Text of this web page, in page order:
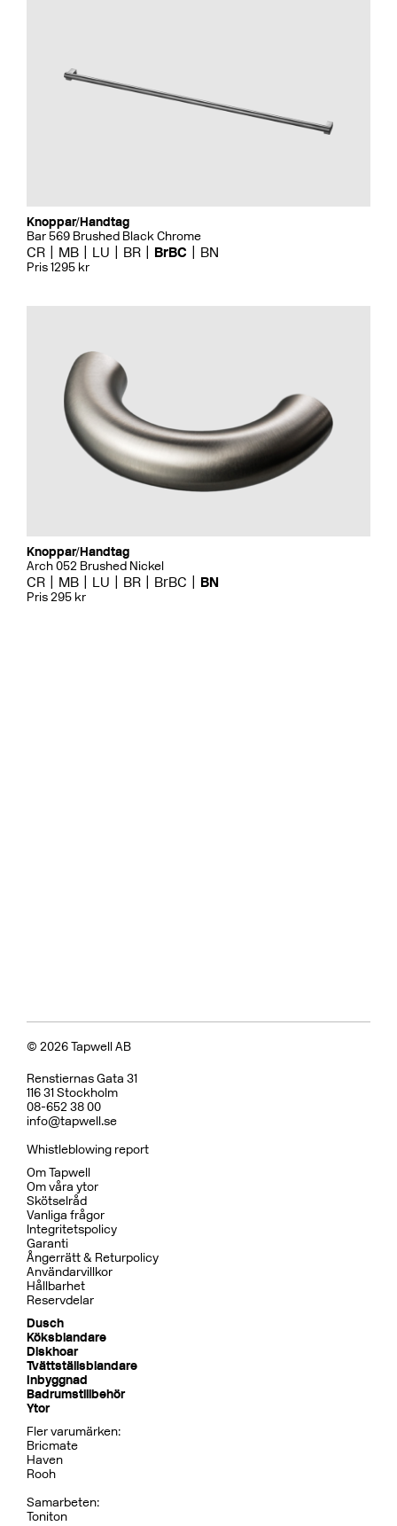
Knoppar/Handtag
Bar 569 Brushed Black Chrome
CR MB LU BR BrBC BN
Pris 1295 kr
Knoppar/Handtag
Arch 052 Brushed Nickel
CR MB LU BR BrBC BN
Pris 295 kr
© 2026 Tapwell AB
Renstiernas Gata 31
116 31 Stockholm
08-652 38 00
info@tapwell.se
Whistleblowing report
Om Tapwell
Om våra ytor
Skötselråd
Vanliga frågor
Integritetspolicy
Garanti
Ångerrätt & Returpolicy
Användarvillkor
Hållbarhet
Reservdelar
Dusch
Köksblandare
Diskhoar
Tvättställsblandare
Inbyggnad
Badrumstillbehör
Ytor
Fler varumärken:
Bricmate
Haven
Rooh
Samarbeten:
Toniton